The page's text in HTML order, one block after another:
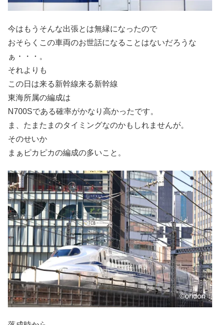
今はもうそんな出張とは無縁になったので
おそらくこの車両のお世話になることはないだろうな
ぁ・・・。
それよりも
この日は来る新幹線来る新幹線
東海所属の編成は
N700Sである確率がかなり高かったです。
ま、たまたまのタイミングなのかもしれませんが。
そのせいか
まぁピカピカの編成の多いこと。